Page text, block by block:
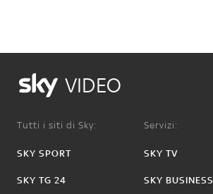
VIDEO
Tutti i siti di Sky:
SKY SPORT
SKY TG 24
Servizi:
SKY TV
SKY BUSINESS